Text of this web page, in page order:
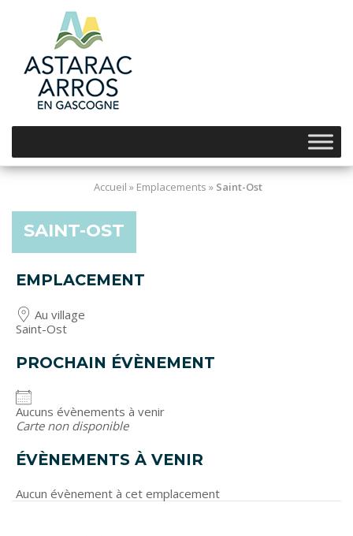
Accueil » Emplacements » Saint-Ost
SAINT-OST
EMPLACEMENT
Au village
Saint-Ost
PROCHAIN ÉVÈNEMENT
Aucuns évènements à venir
Carte non disponible
ÉVÈNEMENTS À VENIR
Aucun évènement à cet emplacement